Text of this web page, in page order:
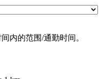
内的范围/通勤时间。